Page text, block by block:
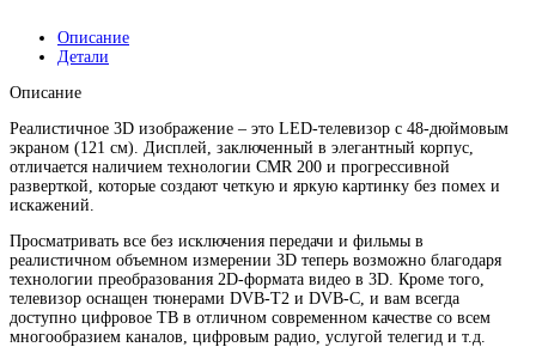
Описание
Детали
Описание
Реалистичное 3D изображение – это LED-телевизор с 48-дюймовым
экраном (121 см). Дисплей, заключенный в элегантный корпус,
отличается наличием технологии CMR 200 и прогрессивной
разверткой, которые создают четкую и яркую картинку без помех и
искажений.
Просматривать все без исключения передачи и фильмы в
реалистичном объемном измерении 3D теперь возможно благодаря
технологии преобразования 2D-формата видео в 3D. Кроме того,
телевизор оснащен тюнерами DVB-T2 и DVB-C, и вам всегда
доступно цифровое ТВ в отличном современном качестве со всем
многообразием каналов, цифровым радио, услугой телегид и т.д.